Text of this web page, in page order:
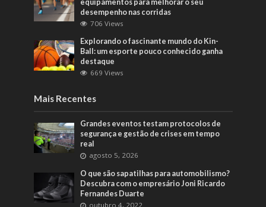
equipamentos para melhorar o seu
desempenho nas corridas
706 Views
Explorando o fascinante mundo do Kin-
Ball: um esporte pouco conhecido ganha
destaque
669 Views
Mais Recentes
Grandes eventos testam protocolos de
segurança e gestão de crises em tempo
real
agosto 5, 2026
O que são sapatilhas para automobilismo?
Descubra com o empresário Joni Ricardo
Fernandes Duarte
outubro 4, 2022